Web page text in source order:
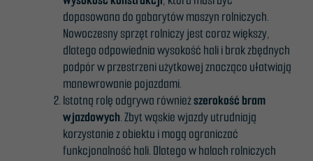
dopasowana do gabarytów maszyn rolniczych.
Nowoczesny sprzęt rolniczy jest coraz większy,
dlatego odpowiednia wysokość hali i brak zbędnych
podpór w przestrzeni użytkowej znacząco ułatwiają
manewrowanie pojazdami.
Istotną rolę odgrywa równieższerokość bram
wjazdowych. Zbyt wąskie wjazdy utrudniają
korzystanie z obiektu i mogą ograniczać
funkcjonalność hali. Dlatego w halach rolniczych